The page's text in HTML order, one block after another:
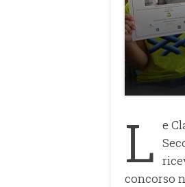
L e
concorso